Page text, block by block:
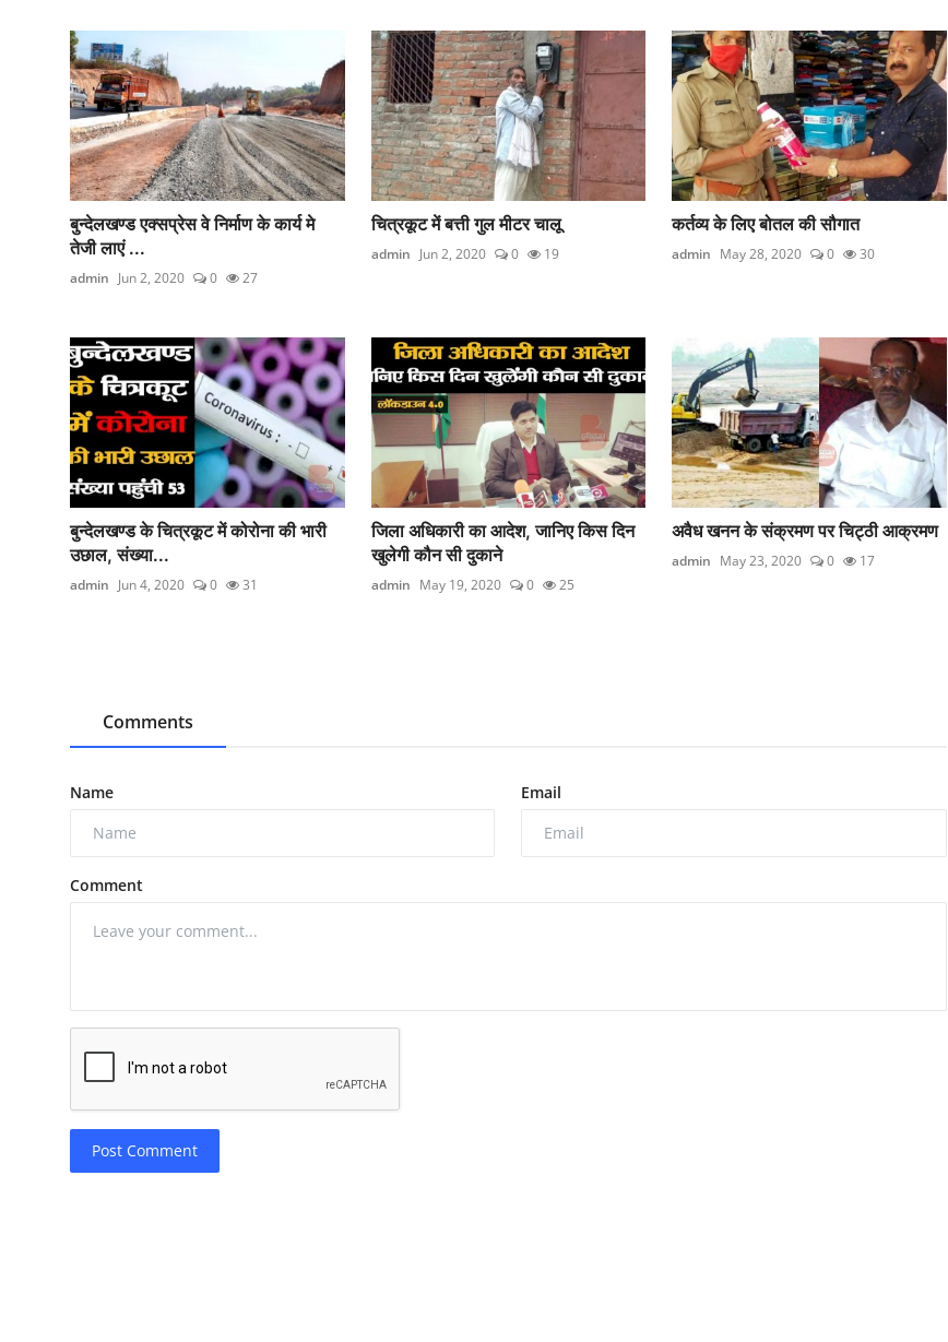
बुन्देलखण्ड एक्सप्रेस वे निर्माण के कार्य मे
तेजी लाएं ...
admin Jun 2, 2020 0 27
चित्रकूट में बत्ती गुल मीटर चालू
admin Jun 2, 2020 0 19
कर्तव्य के लिए बोतल की सौगात
admin May 28, 2020 0 30
बुन्देलखण्ड के चित्रकूट में कोरोना की भारी
उछाल, संख्या...
admin Jun 4, 2020 0 31
जिला अधिकारी का आदेश, जानिए किस दिन
खुलेगी कौन सी दुकाने
admin May 19, 2020 0 25
अवैध खनन के संक्रमण पर चिट्ठी आक्रमण
admin May 23, 2020 0 17
Comments
Name Email
Comment
Post Comment